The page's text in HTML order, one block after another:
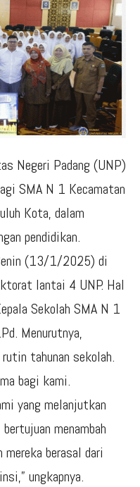
Negeri Padang (UNP)
SMA N 1 Kecamatan
Kota, dalam
pendidikan.
(13/1/2025) di
lantai 4 UNP. Hal
Sekolah SMA N 1
Menurutnya,
tahunan sekolah.
bagi kami.
yang melanjutkan
menambah
berasal dari
ungkapnya.